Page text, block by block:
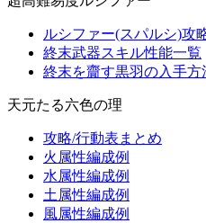
ルシファー(スパルシ)攻
終末武器スキル性能一覧
終末を齎す黒羽の入手方
天元たる六色の理
攻略/行動表まとめ
火属性編成例
水属性編成例
土属性編成例
風属性編成例